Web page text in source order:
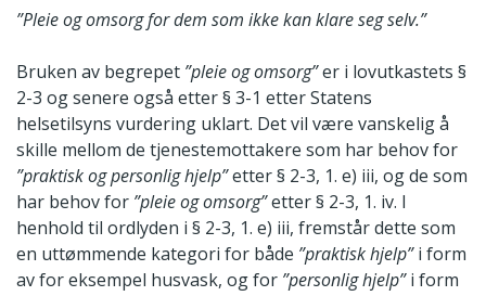
”Pleie og omsorg for dem som ikke kan klare seg selv.”
Bruken av begrepet ”pleie og omsorg”er i lovutkastets §
2-3 og senere også etter § 3-1 etter Statens
helsetilsyns vurdering uklart. Det vil være vanskelig å
skille mellom de tjenestemottakere som har behov for
”praktisk og personlig hjelp”etter § 2-3, 1. e) iii, og de som
har behov for ”pleie og omsorg”etter § 2-3, 1. iv. I
henhold til ordlyden i § 2-3, 1. e) iii, fremstår dette som
en uttømmende kategori for både ”praktisk hjelp”i form
av for eksempel husvask, og for ”personlig hjelp”i form